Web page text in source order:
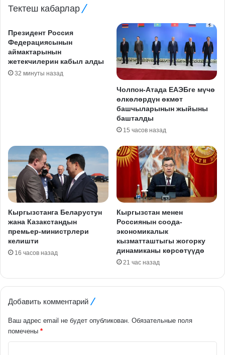
Тектеш кабарлар
Президент Россия
Федерациясынын
аймактарынын
жетекчилерин кабыл алды
32 минуты назад
Чолпон-Атада ЕАЭБге мүчө
өлкөлөрдүн өкмөт
башчыларынын жыйыны
башталды
15 часов назад
Кыргызстанга Беларустун
жана Казакстандын
премьер-министрлери
келишти
16 часов назад
Кыргызстан менен
Россиянын соода-
экономикалык
кызматташтыгы жогорку
динамиканы көрсөтүүдө
21 час назад
Добавить комментарий
Ваш адрес email не будет опубликован. Обязательные поля
помечены *